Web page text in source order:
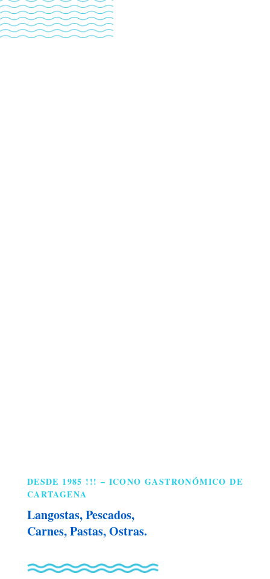
DESDE 1985 !!! – ICONO GASTRONÓMICO DE
CARTAGENA
Langostas, Pescados,
Carnes, Pastas, Ostras.